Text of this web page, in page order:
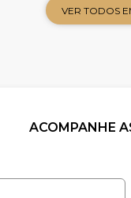
VER TODOS
ACOMPANHE